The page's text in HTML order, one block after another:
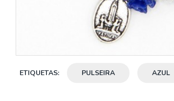
ETIQUETAS: PULSEIRA AZUL